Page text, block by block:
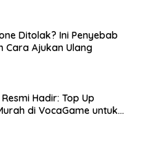
Ditolak? Ini Penyebab
Cara Ajukan Ulang
Hadir: Top Up
di VocaGame untuk